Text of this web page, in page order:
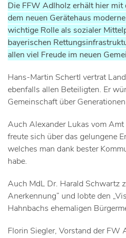
Die FFW Adlholz erhält hier mit
dem neuen Gerätehaus
wichtige Rolle als sozialer
bayerischen
allen viel Freude im neuen
Hans-Martin Schertl vertrat
ebenfalls allen Beteiligten. Er
Gemeinschaft über
Auch Alexander Lukas vom
freute sich über das gelungene
welches man dank bester
habe.
Auch MdL Dr. Harald Schwartz
Anerkennung“ und lobte den
Hahnbachs ehemaligen
Florin Siegler, Vorstand der FW